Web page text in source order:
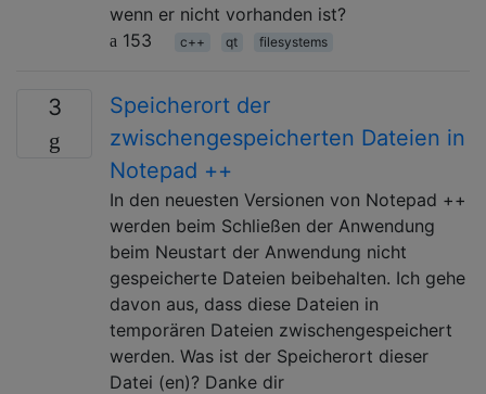
wenn er nicht vorhanden ist?
153
c++ qt filesystems
3
Speicherort der
zwischengespeicherten Dateien in
Notepad ++
In den neuesten Versionen von Notepad ++
werden beim Schließen der Anwendung
beim Neustart der Anwendung nicht
gespeicherte Dateien beibehalten. Ich gehe
davon aus, dass diese Dateien in
temporären Dateien zwischengespeichert
werden. Was ist der Speicherort dieser
Datei (en)? Danke dir